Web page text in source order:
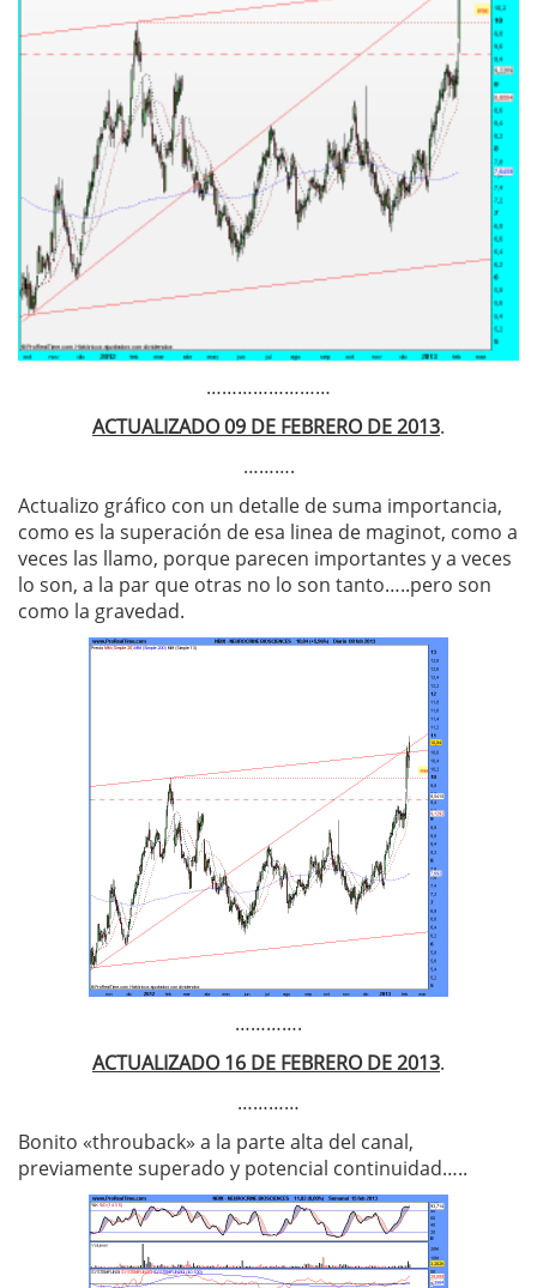
……………………
ACTUALIZADO 09 DE FEBRERO DE 2013.
……….
Actualizo gráfico con un detalle de suma importancia,
como es la superación de esa linea de maginot, como a
veces las llamo, porque parecen importantes y a veces
lo son, a la par que otras no lo son tanto…..pero son
como la gravedad.
………….
ACTUALIZADO 16 DE FEBRERO DE 2013.
…………
Bonito «throuback» a la parte alta del canal,
previamente superado y potencial continuidad…..